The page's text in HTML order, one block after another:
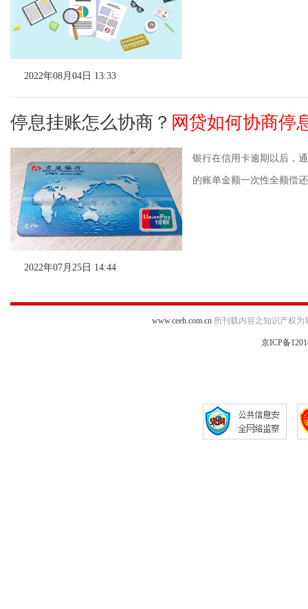
2022年08月04日 13:33
停息挂账怎么协商？ 网贷如何协商停
银行在信用卡逾期以后，
的账单金额一次性全额偿
2022年07月25日 14:44
www.ceeh.com.cn所刊载内容之知识产权为
京ICP备